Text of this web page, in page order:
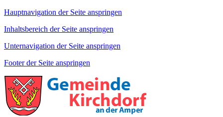
Hauptnavigation der Seite anspringen
Inhaltsbereich der Seite anspringen
Unternavigation der Seite anspringen
Footer der Seite anspringen